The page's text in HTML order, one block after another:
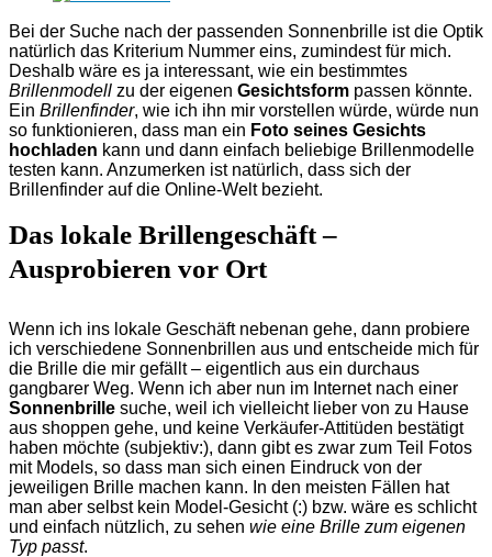
Bei der Suche nach der passenden Sonnenbrille ist die Optik
natürlich das Kriterium Nummer eins, zumindest für mich.
Deshalb wäre es ja interessant, wie ein bestimmtes
Brillenmodell zu der eigenen Gesichtsform passen könnte.
Ein Brillenfinder, wie ich ihn mir vorstellen würde, würde nun
so funktionieren, dass man ein Foto seines Gesichts
hochladen kann und dann einfach beliebige Brillenmodelle
testen kann. Anzumerken ist natürlich, dass sich der
Brillenfinder auf die Online-Welt bezieht.
Das lokale Brillengeschäft –
Ausprobieren vor Ort
Wenn ich ins lokale Geschäft nebenan gehe, dann probiere
ich verschiedene Sonnenbrillen aus und entscheide mich für
die Brille die mir gefällt – eigentlich aus ein durchaus
gangbarer Weg. Wenn ich aber nun im Internet nach einer
Sonnenbrille suche, weil ich vielleicht lieber von zu Hause
aus shoppen gehe, und keine Verkäufer-Attitüden bestätigt
haben möchte (subjektiv:), dann gibt es zwar zum Teil Fotos
mit Models, so dass man sich einen Eindruck von der
jeweiligen Brille machen kann. In den meisten Fällen hat
man aber selbst kein Model-Gesicht (:) bzw. wäre es schlicht
und einfach nützlich, zu sehen wie eine Brille zum eigenen
Typ passt.